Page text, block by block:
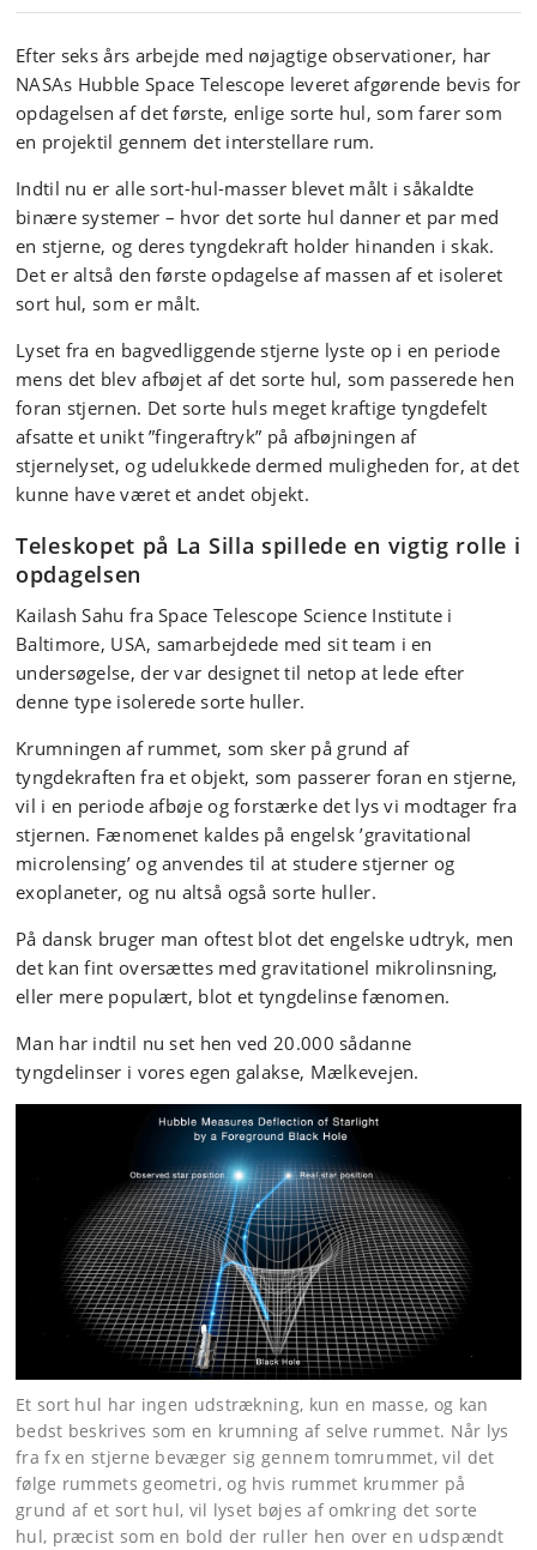
Efter seks års arbejde med nøjagtige observationer, har
NASAs Hubble Space Telescope leveret afgørende bevis for
opdagelsen af det første, enlige sorte hul, som farer som
en projektil gennem det interstellare rum.
Indtil nu er alle sort-hul-masser blevet målt i såkaldte
binære systemer – hvor det sorte hul danner et par med
en stjerne, og deres tyngdekraft holder hinanden i skak.
Det er altså den første opdagelse af massen af et isoleret
sort hul, som er målt.
Lyset fra en bagvedliggende stjerne lyste op i en periode
mens det blev afbøjet af det sorte hul, som passerede hen
foran stjernen. Det sorte huls meget kraftige tyngdefelt
afsatte et unikt ”fingeraftryk” på afbøjningen af
stjernelyset, og udelukkede dermed muligheden for, at det
kunne have været et andet objekt.
Teleskopet på La Silla spillede en vigtig rolle i
opdagelsen
Kailash Sahu fra Space Telescope Science Institute i
Baltimore, USA, samarbejdede med sit team i en
undersøgelse, der var designet til netop at lede efter
denne type isolerede sorte huller.
Krumningen af rummet, som sker på grund af
tyngdekraften fra et objekt, som passerer foran en stjerne,
vil i en periode afbøje og forstærke det lys vi modtager fra
stjernen. Fænomenet kaldes på engelsk ’gravitational
microlensing’ og anvendes til at studere stjerner og
exoplaneter, og nu altså også sorte huller.
På dansk bruger man oftest blot det engelske udtryk, men
det kan fint oversættes med gravitationel mikrolinsning,
eller mere populært, blot et tyngdelinse fænomen.
Man har indtil nu set hen ved 20.000 sådanne
tyngdelinser i vores egen galakse, Mælkevejen.
Et sort hul har ingen udstrækning, kun en masse, og kan
bedst beskrives som en krumning af selve rummet. Når lys
fra fx en stjerne bevæger sig gennem tomrummet, vil det
følge rummets geometri, og hvis rummet krummer på
grund af et sort hul, vil lyset bøjes af omkring det sorte
hul, præcist som en bold der ruller hen over en udspændt